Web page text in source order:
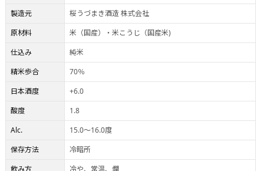
製造元
桜うづまき酒造 株式会社
原材料
米（国産）・米こうじ（国産米)
仕込み
純米
精米歩合
70％
日本酒度
+6.0
酸度
1.8
Alc.
15.0～16.0度
保存方法
冷暗所